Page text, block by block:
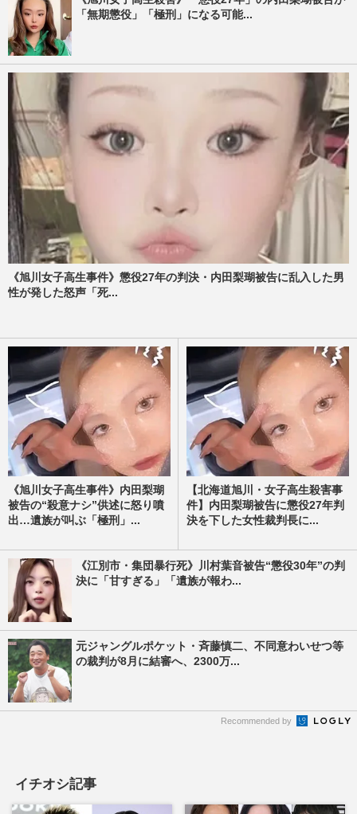
「無期懲役」「極刑」になる可能...
《旭川女子高生事件》懲役27年の判決・内田梨瑚被告に乱入した男
性が発した怒声「死...
《旭川女子高生事件》内田梨瑚
被告の“殺意ナシ”供述に怒り噴
出…遺族が叫ぶ「極刑」...
【北海道旭川・女子高生殺害事
件】内田梨瑚被告に懲役27年判
決を下した女性裁判長に...
《江別市・集団暴行死》川村葉音被告“懲役30年”の判
決に「甘すぎる」「遺族が報わ...
元ジャングルポケット・斉藤慎二、不同意わいせつ等
の裁判が8月に結審へ、2300万...
Recommended by
イチオシ記事